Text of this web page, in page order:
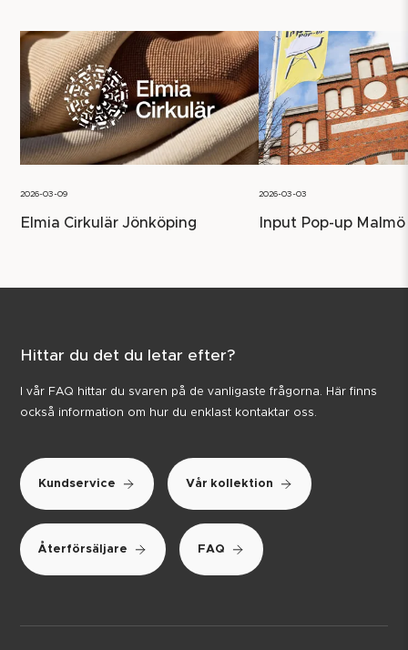
2026-03-09
Elmia Cirkulär Jönköping
2026-03-03
Input Pop-up Malmö
Hittar du det du letar efter?
I vår FAQ hittar du svaren på de vanligaste frågorna. Här finns
också information om hur du enklast kontaktar oss.
Kundservice Vår kollektion
Återförsäljare FAQ